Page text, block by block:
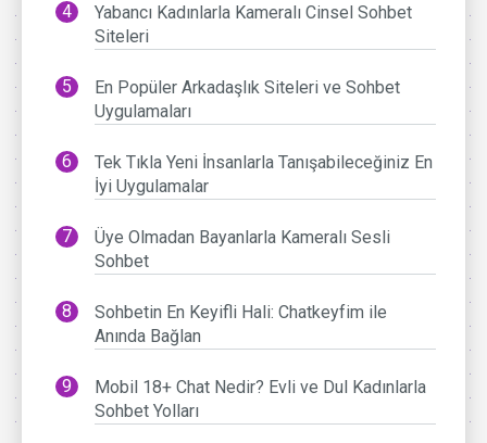
Yabancı Kadınlarla Kameralı Cinsel Sohbet
Siteleri
En Popüler Arkadaşlık Siteleri ve Sohbet
Uygulamaları
Tek Tıkla Yeni İnsanlarla Tanışabileceğiniz En
İyi Uygulamalar
Üye Olmadan Bayanlarla Kameralı Sesli
Sohbet
Sohbetin En Keyifli Hali: Chatkeyfim ile
Anında Bağlan
Mobil 18+ Chat Nedir? Evli ve Dul Kadınlarla
Sohbet Yolları